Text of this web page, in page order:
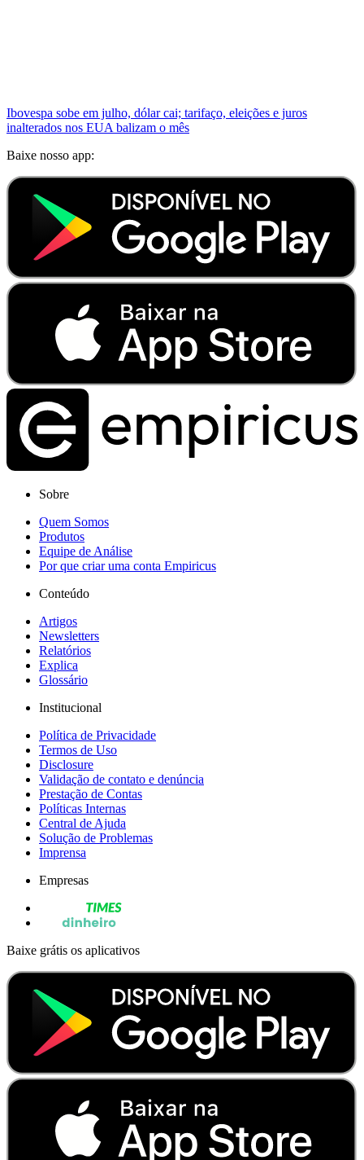
Ibovespa sobe em julho, dólar cai; tarifaço, eleições e juros
inalterados nos EUA balizam o mês
Baixe nosso app:
Sobre
Quem Somos
Produtos
Equipe de Análise
Por que criar uma conta Empiricus
Conteúdo
Artigos
Newsletters
Relatórios
Explica
Glossário
Institucional
Política de Privacidade
Termos de Uso
Disclosure
Validação de contato e denúncia
Prestação de Contas
Políticas Internas
Central de Ajuda
Solução de Problemas
Imprensa
Empresas
Baixe grátis os aplicativos